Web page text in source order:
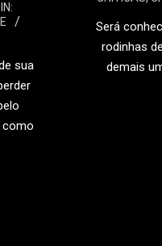
IN:
sua
como
07-
17Será
rodinhas
demais